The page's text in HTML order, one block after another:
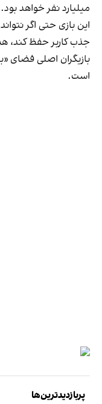
میلیارد نفر خواهد بود.
این بازی حتی اگر
جذب کاربر حفظ کند،
است.
پربازدیدترین‌ها